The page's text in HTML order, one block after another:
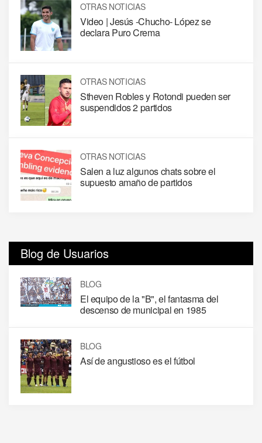
OTRAS NOTICIAS
Video | Jesús -Chucho- López se
declara Puro Crema
OTRAS NOTICIAS
Stheven Robles y Rotondi pueden ser
suspendidos 2 partidos
OTRAS NOTICIAS
Salen a luz algunos chats sobre el
supuesto amaño de partidos
Blog de Usuarios
BLOG
El equipo de la "B", el fantasma del
descenso de municipal en 1985
BLOG
Así de angustioso es el fútbol